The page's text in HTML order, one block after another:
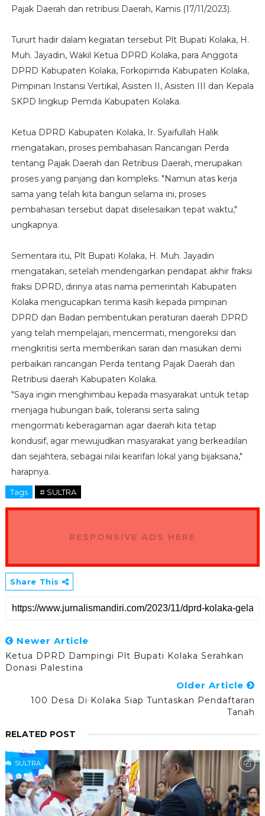
Pajak Daerah dan retribusi Daerah, Kamis (17/11/2023).
Tururt hadir dalam kegiatan tersebut Plt Bupati Kolaka, H.
Muh. Jayadin, Wakil Ketua DPRD Kolaka, para Anggota
DPRD Kabupaten Kolaka, Forkopimda Kabupaten Kolaka,
Pimpinan Instansi Vertikal, Asisten II, Asisten III dan Kepala
SKPD lingkup Pemda Kabupaten Kolaka.
Ketua DPRD Kabupaten Kolaka, Ir. Syaifullah Halik
mengatakan, proses pembahasan Rancangan Perda
tentang Pajak Daerah dan Retribusi Daerah, merupakan
proses yang panjang dan kompleks. "Namun atas kerja
sama yang telah kita bangun selama ini, proses
pembahasan tersebut dapat diselesaikan tepat waktu,"
ungkapnya.
Sementara itu, Plt Bupati Kolaka, H. Muh. Jayadin
mengatakan, setelah mendengarkan pendapat akhir fraksi
fraksi DPRD, dirinya atas nama pemerintah Kabupaten
Kolaka mengucapkan terima kasih kepada pimpinan
DPRD dan Badan pembentukan peraturan daerah DPRD
yang telah mempelajari, mencermati, mengoreksi dan
mengkritisi serta memberikan saran dan masukan demi
perbaikan rancangan Perda tentang Pajak Daerah dan
Retribusi daerah Kabupaten Kolaka.
"Saya ingin menghimbau kepada masyarakat untuk tetap
menjaga hubungan baik, toleransi serta saling
mengormati keberagaman agar daerah kita tetap
kondusif, agar mewujudkan masyarakat yang berkeadilan
dan sejahtera, sebagai nilai kearifan lokal yang bijaksana,"
harapnya.
Tags # SULTRA
RESPONSIVE ADS HERE
Share This
Newer Article
Ketua DPRD Dampingi Plt Bupati Kolaka Serahkan
Donasi Palestina
Older Article
100 Desa Di Kolaka Siap Tuntaskan Pendaftaran
Tanah
RELATED POST
SULTRA